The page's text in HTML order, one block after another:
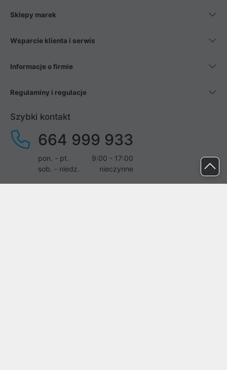
Sklepy marek
Wsparcie klienta i serwis
Informacje o firmie
Regulaminy i regulacje
Szybki kontakt
664 999 933
pon. - pt.
9:00 - 17:00
sob. - niedz.
nieczynne